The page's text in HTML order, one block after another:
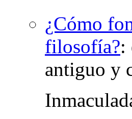
¿Cómo
filosofía?:
antiguo y